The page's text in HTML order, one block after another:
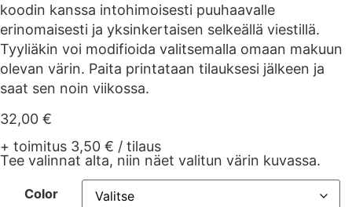
koodin kanssa intohimoisesti puuhaavalle
erinomaisesti ja yksinkertaisen selkeällä viestillä.
Tyyliäkin voi modifioida valitsemalla omaan makuun
olevan värin. Paita printataan tilauksesi jälkeen ja
saat sen noin viikossa.
32,00 €
+ toimitus 3,50 € / tilaus
Tee valinnat alta, niin näet valitun värin kuvassa.
Color